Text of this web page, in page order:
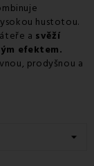
hustotou.
a svěží
efektem.
prodyšnou a